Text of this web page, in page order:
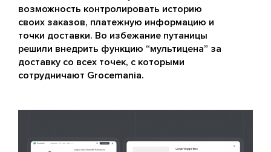
возможность контролировать историю
своих заказов, платежную информацию и
точки доставки. Во избежание путаницы
решили внедрить функцию “мультицена” за
доставку со всех точек, с которыми
сотрудничают Grocemania.